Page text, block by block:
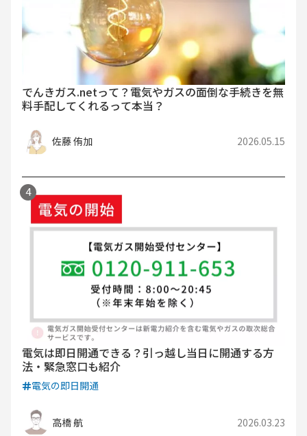
でんきガス.netって？電気やガスの面倒な手続きを無
料手配してくれるって本当？
佐藤 侑加 2026.05.15
電気は即日開通できる？引っ越し当日に開通する方
法・緊急窓口も紹介
電気の即日開通
高橋 航 2026.03.23